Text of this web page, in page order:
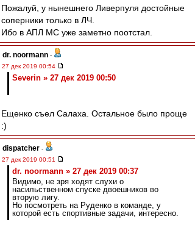
Пожалуй, у нынешнего Ливерпуля достойные
соперники только в ЛЧ.
Ибо в АПЛ МС уже заметно поотстал.
dr. noormann -
27 дек 2019 00:54
Severin » 27 дек 2019 00:50
Ещенко съел Салаха. Остальное было проще
:)
dispatcher -
27 дек 2019 00:51
dr. noormann » 27 дек 2019 00:37
Видимо, не зря ходят слухи о
насильственном спуске двоешников во
вторую лигу.
Но посмотреть на Руденко в команде, у
которой есть спортивные задачи, интересно.